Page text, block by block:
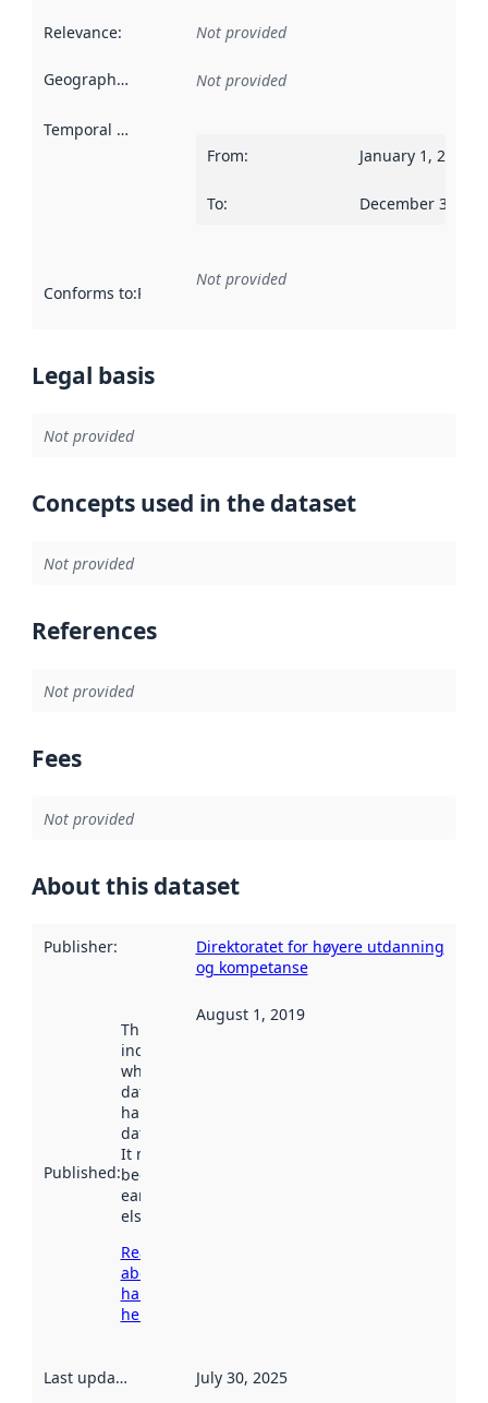
Relevance: Not provided
Geographical scope Not provided
Temporal scope
From: January 1, 2015
To: December 31,
Conforms to:Reference to an implementation rule or other
Not provided
Legal basis
Not provided
Concepts used in the dataset
Not provided
References
Not provided
Fees
Not provided
About this dataset
Publisher:
Direktoratet for høyere utdanning
og kompetanse
Published:
This date
indicates
when the
dataset was
harvested by
data.norge.no.
It may have
been available
earlier
elsewhere.
Read more
about
harvesting
here
August 1, 2019
Last updated July 30, 2025